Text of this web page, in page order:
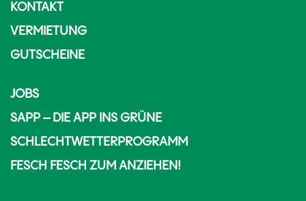
KONTAKT
VERMIETUNG
GUTSCHEINE
JOBS
SAPP – DIE APP INS GRÜNE
SCHLECHTWETTERPROGRAMM
FESCH FESCH ZUM ANZIEHEN!